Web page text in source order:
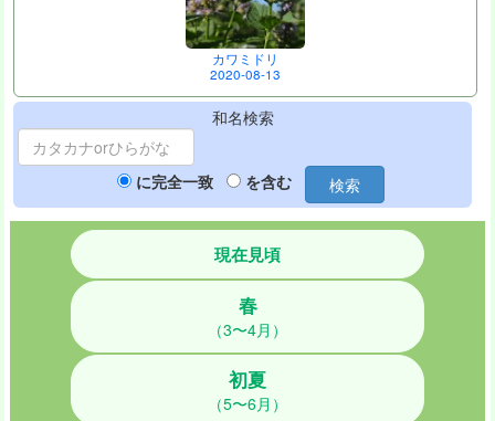
カワミドリ
2020-08-13
和名検索
に完全一致 を含む 検索
現在見頃
春
（3〜4月）
初夏
（5〜6月）